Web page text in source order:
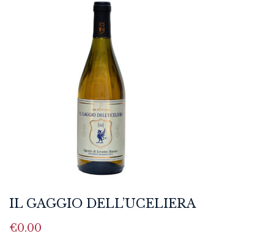
IL GAGGIO DELL’UCELIERA
€0.00